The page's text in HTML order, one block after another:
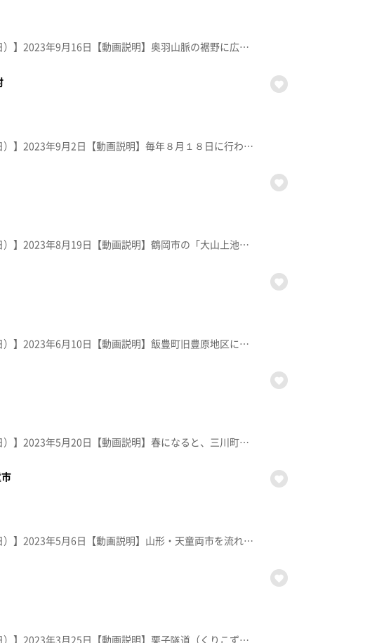
【放送局】YTS山形テレビ【放送年（月日）】2023年9月16日【動画説明】奥羽山脈の裾野に広がる尾花沢市中島の棚田。地区には湧水も多く、地域の人がホタル舞う棚田として環境保全に取り組んでいる。県が指定する「やまがた棚田２０選」に選ばれている。
【放送局】YTS山形テレビ【放送年（月日）】2023年9月2日【動画説明】毎年８月１８日に行われる庭月観音灯ろう流し。ご詠歌や般若心経が奉納される中、先祖供養の灯ろうが鮭川を流れゆく光景は、見る人を幽玄の世界へと誘う。仏式としては東北随一と言われる。
【放送局】YTS山形テレビ【放送年（月日）】2023年8月19日【動画説明】鶴岡市の「大山上池・下池」。7月下旬～8月下旬に蓮の花が見ごろを迎える。平成20年には、水鳥などの生息地として国際的に重要な湿地であると認められ「ラムサール条約」に登録された。
【放送局】YTS山形テレビ【放送年（月日）】2023年6月10日【動画説明】飯豊町旧豊原地区に広がる田園散居集落。５月下旬頃、展望台からは、田んぼの水面に集落が逆さ絵のように映り込む景観が楽しめる。
【放送局】YTS山形テレビ【放送年（月日）】2023年5月20日【動画説明】春になると、三川町では各所に菜の花が咲き誇り、鳥海山や月山を背景に、黄色のじゅうたんが広がる。５月の大型連休には「菜の花まつり」も開催される。
【放送局】YTS山形テレビ【放送年（月日）】2023年5月6日【動画説明】山形・天童両市を流れる立谷川河川敷の全長約600メートルに広がる芝桜。秋にはキバナコスモスも楽しめる人気の観光スポット
【放送局】YTS山形テレビ【放送年（月日）】2023年3月25日【動画説明】栗子隧道（くりこずいどう）は、米沢市と福島市の県境にある道路トンネル。真冬にはみごとな氷筍を見ることができます。